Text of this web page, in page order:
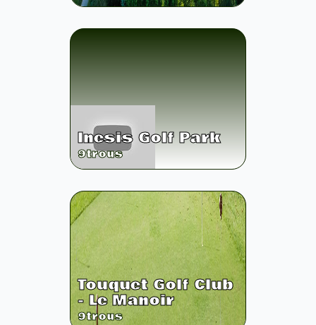
Inesis Golf Park
9trous
Touquet Golf Club
- Le Manoir
9trous